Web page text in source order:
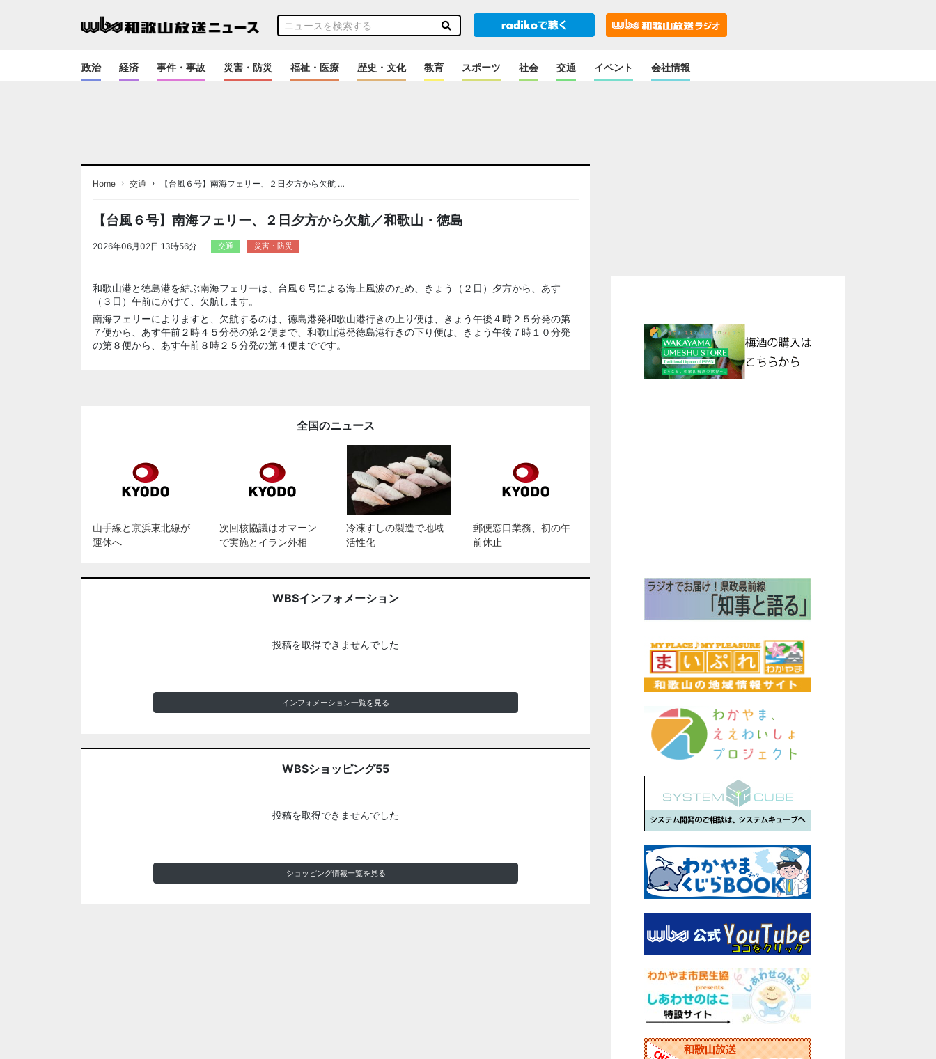
政治 経済 事件・事故 災害・防災 福祉・医療 歴史・文化 教育 スポーツ 社会 交通 イベント 会社情報
Home › 交通 › 【台風６号】南海フェリー、２日夕方から欠航 …
【台風６号】南海フェリー、２日夕方から欠航／和歌山・徳島
2026年06月02日 13時56分 交通 災害・防災
和歌山港と徳島港を結ぶ南海フェリーは、台風６号による海上風波のため、きょう（２日）夕方から、あす
（３日）午前にかけて、欠航します。
南海フェリーによりますと、欠航するのは、徳島港発和歌山港行きの上り便は、きょう午後４時２５分発の第
７便から、あす午前２時４５分発の第２便まで、和歌山港発徳島港行きの下り便は、きょう午後７時１０分発
の第８便から、あす午前８時２５分発の第４便までです。
全国のニュース
山手線と京浜東北線が
運休へ
次回核協議はオマーン
で実施とイラン外相
冷凍すしの製造で地域
活性化
郵便窓口業務、初の午
前休止
WBSインフォメーション
投稿を取得できませんでした
インフォメーション一覧を見る
WBSショッピング55
投稿を取得できませんでした
ショッピング情報一覧を見る